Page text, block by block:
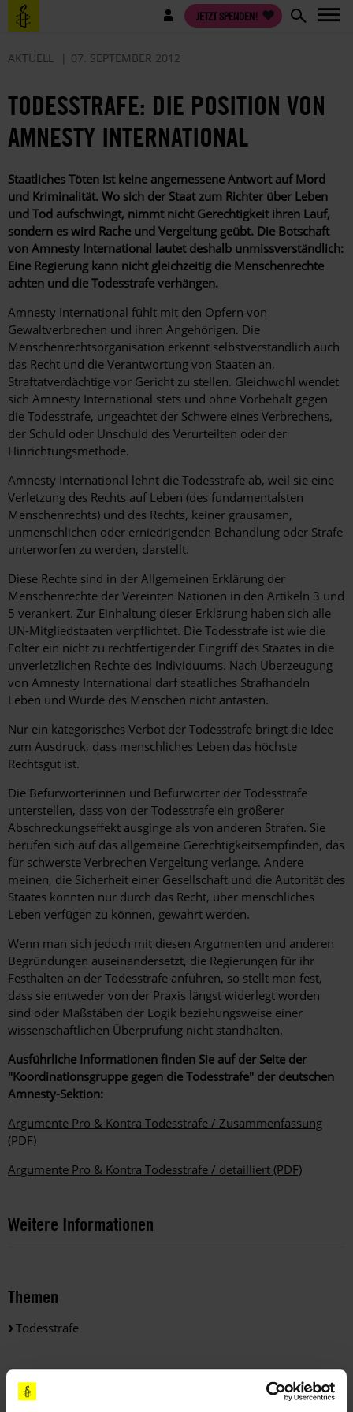
Direkt
zum
Benutzermenü JETZT SPENDEN!
AKTUELL 07. SEPTEMBER 2012
TODESSTRAFE: DIE POSITION VON
AMNESTY INTERNATIONAL
Staatliches Töten ist keine angemessene Antwort auf Mord
und Kriminalität. Wo sich der Staat zum Richter über Leben
und Tod aufschwingt, nimmt nicht Gerechtigkeit ihren Lauf,
sondern es wird Rache und Vergeltung geübt. Die Botschaft
von Amnesty International lautet deshalb unmissverständlich:
Eine Regierung kann nicht gleichzeitig die Menschenrechte
achten und die Todesstrafe verhängen.
Amnesty International fühlt mit den Opfern von
Gewaltverbrechen und ihren Angehörigen. Die
Menschenrechtsorganisation erkennt selbstverständlich auch
das Recht und die Verantwortung von Staaten an,
Straftatverdächtige vor Gericht zu stellen. Gleichwohl wendet
sich Amnesty International stets und ohne Vorbehalt gegen
die Todesstrafe, ungeachtet der Schwere eines Verbrechens,
der Schuld oder Unschuld des Verurteilten oder der
Hinrichtungsmethode.
Amnesty International lehnt die Todesstrafe ab, weil sie eine
Verletzung des Rechts auf Leben (des fundamentalsten
Menschenrechts) und des Rechts, keiner grausamen,
unmenschlichen oder erniedrigenden Behandlung oder Strafe
unterworfen zu werden, darstellt.
Diese Rechte sind in der Allgemeinen Erklärung der
Menschenrechte der Vereinten Nationen in den Artikeln 3 und
5 verankert. Zur Einhaltung dieser Erklärung haben sich alle
UN-Mitgliedstaaten verpflichtet. Die Todesstrafe ist wie die
Folter ein nicht zu rechtfertigender Eingriff des Staates in die
unverletzlichen Rechte des Individuums. Nach Überzeugung
von Amnesty International darf staatliches Strafhandeln
Leben und Würde des Menschen nicht antasten.
Nur ein kategorisches Verbot der Todesstrafe bringt die Idee
zum Ausdruck, dass menschliches Leben das höchste
Rechtsgut ist.
Die Befürworterinnen und Befürworter der Todesstrafe
unterstellen, dass von der Todesstrafe ein größerer
Abschreckungseffekt ausginge als von anderen Strafen. Sie
berufen sich auf das allgemeine Gerechtigkeitsempfinden, das
für schwerste Verbrechen Vergeltung verlange. Andere
meinen, die Sicherheit einer Gesellschaft und die Autorität des
Staates könnten nur durch das Recht, über menschliches
Leben verfügen zu können, gewahrt werden.
Wenn man sich jedoch mit diesen Argumenten und anderen
Begründungen auseinandersetzt, die Regierungen für ihr
Festhalten an der Todesstrafe anführen, so stellt man fest,
dass sie entweder von der Praxis längst widerlegt worden
sind oder Maßstäben der Logik beziehungsweise einer
wissenschaftlichen Überprüfung nicht standhalten.
Ausführliche Informationen finden Sie auf der Seite der
"Koordinationsgruppe gegen die Todesstrafe" der deutschen
Amnesty-Sektion:
Argumente Pro & Kontra Todesstrafe / Zusammenfassung
(PDF)
Argumente Pro & Kontra Todesstrafe / detailliert (PDF)
Weitere Informationen
Themen
Todesstrafe
Teile diesen Beitrag